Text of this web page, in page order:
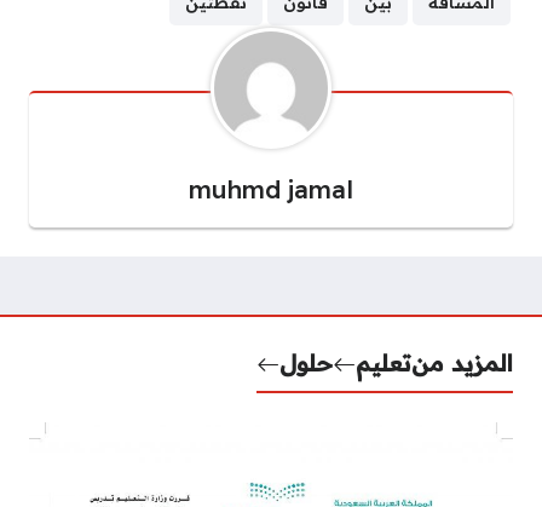
muhmd jamal
المزيد منتعليم حلول